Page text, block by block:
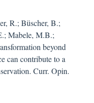
R.; Büscher, B.;
Mabele, M.B.;
beyond
can contribute to a
Curr. Opin.